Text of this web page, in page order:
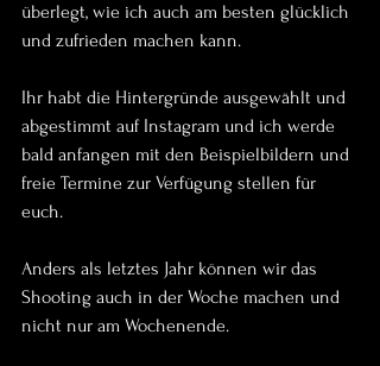
überlegt, wie ich auch am besten glücklich
und zufrieden machen kann.
Ihr habt die Hintergründe ausgewählt und
abgestimmt auf Instagram und ich werde
bald anfangen mit den Beispielbildern und
freie Termine zur Verfügung stellen für
euch.
Anders als letztes Jahr können wir das
Shooting auch in der Woche machen und
nicht nur am Wochenende.